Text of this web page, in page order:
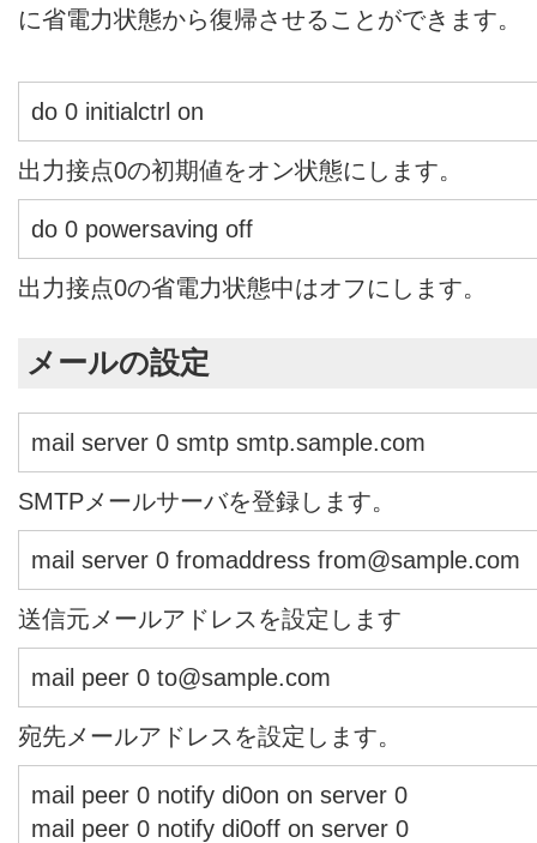
に省電力状態から復帰させることができます。
do 0 initialctrl on
出力接点0の初期値をオン状態にします。
do 0 powersaving off
出力接点0の省電力状態中はオフにします。
メールの設定
mail server 0 smtp smtp.sample.com
SMTPメールサーバを登録します。
mail server 0 fromaddress from@sample.com
送信元メールアドレスを設定します
mail peer 0 to@sample.com
宛先メールアドレスを設定します。
mail peer 0 notify di0on on server 0
mail peer 0 notify di0off on server 0